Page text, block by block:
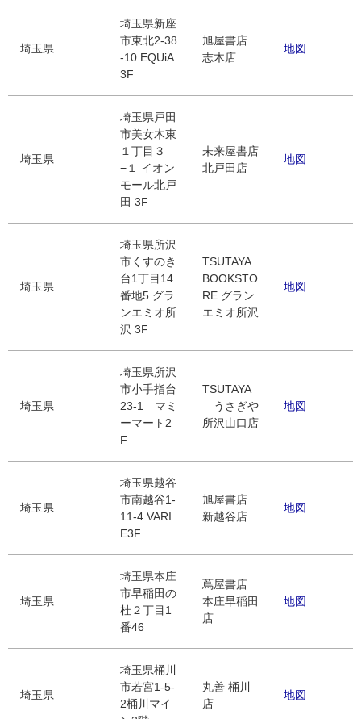
埼玉県
埼玉県新座
市東北2-38
-10 EQUiA
3F
旭屋書店
志木店
地図
埼玉県
埼玉県戸田
市美女木東
１丁目３
−１ イオン
モール北戸
田 3F
未来屋書店
北戸田店
地図
埼玉県
埼玉県所沢
市くすのき
台1丁目14
番地5 グラ
ンエミオ所
沢 3F
TSUTAYA
BOOKSTO
RE グラン
エミオ所沢
地図
埼玉県
埼玉県所沢
市小手指台
23-1 マミ
ーマート2
F
TSUTAYA
うさぎや
所沢山口店
地図
埼玉県
埼玉県越谷
市南越谷1-
11-4 VARI
E3F
旭屋書店
新越谷店
地図
埼玉県
埼玉県本庄
市早稲田の
杜２丁目1
番46
蔦屋書店
本庄早稲田
店
地図
埼玉県
埼玉県桶川
市若宮1-5-
2桶川マイ
丸善 桶川
店
地図